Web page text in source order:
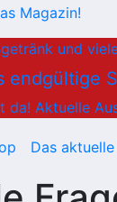
und
da! Aktuelle
Das